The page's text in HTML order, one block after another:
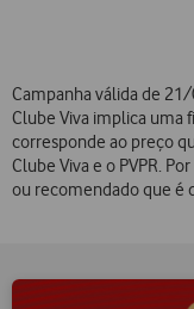
Campanha válida de
Clube Viva implica uma
corresponde ao preço
Clube Viva e o PVPR.
ou recomendado que é